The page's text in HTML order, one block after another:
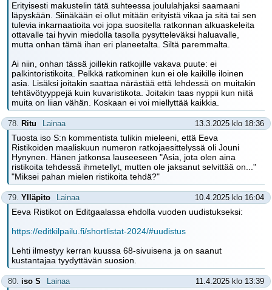
Erityisesti makustelin tätä suhteessa joululahjaksi saamaani
läpyskään. Siinäkään ei ollut mitään erityistä vikaa ja sitä tai sen
tulevia inkarnaatioita voi jopa suositella ratkonnan alkuaskeleita
ottavalle tai hyvin miedolla tasolla pysytteleväksi haluavalle,
mutta onhan tämä ihan eri planeetalta. Siltä paremmalta.
Ai niin, onhan tässä joillekin ratkojille vakava puute: ei
palkintoristikoita. Pelkkä ratkominen kun ei ole kaikille iloinen
asia. Lisäksi joitakin saattaa närästää että lehdessä on muitakin
tehtävötyyppejä kuin kuvaristikota. Joitakin taas nyppii kun niitä
muita on liian vähän. Koskaan ei voi miellyttää kaikkia.
78. Ritu Lainaa 13.3.2025 klo 18:36
Tuosta iso S:n kommentista tulikin mieleeni, että Eeva
Ristikoiden maaliskuun numeron ratkojaesittelyssä oli Jouni
Hynynen. Hänen jatkonsa lauseeseen "Asia, jota olen aina
ristikoita tehdessä ihmetellyt, mutten ole jaksanut selvittää on..."
"Miksei pahan mielen ristikoita tehdä?"
79. Ylläpito Lainaa 10.4.2025 klo 16:04
Eeva Ristikot on Editgaalassa ehdolla vuoden uudistukseksi:
https://editkilpailu.fi/shortlistat-2024/#uudistus
Lehti ilmestyy kerran kuussa 68-sivuisena ja on saanut
kustantajaa tyydyttävän suosion.
80. iso S Lainaa 11.4.2025 klo 13:39